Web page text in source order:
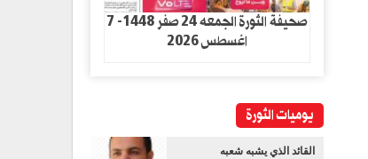
صحيفة الثورة الجمعه 24 صفر 1448- 7
اغسطس 2026
يوميات الثورة
القائد الذي يشبه شعبه